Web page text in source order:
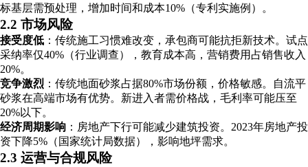
标基层需预处理，增加时间和成本10%（专利实施例）。
2.2 市场风险
接受度低 ：传统施工习惯难改变，承包商可能抗拒新技术。试点
采纳率仅40%（行业调查），教育成本高，营销费用占销售收入
20%。
竞争激烈 ：传统地面砂浆占据80%市场份额，价格敏感。自流平
砂浆在高端市场有优势。新进入者需价格战，毛利率可能压至
20%以下。
经济周期影响 ：房地产下行可能减少建筑投资。2023年房地产投
资下降5%（国家统计局数据），影响地坪需求。
2.3 运营与合规风险